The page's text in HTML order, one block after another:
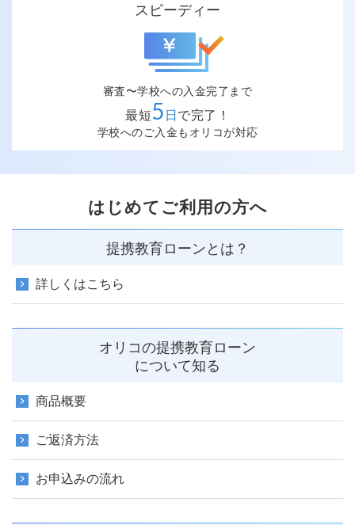
スピーディー
審査〜学校への入金完了まで
最短5 日で完了！
学校へのご入金もオリコが対応
はじめてご利用の方へ
提携教育ローンとは？
詳しくはこちら
オリコの提携教育ローン
について知る
商品概要
ご返済方法
お申込みの流れ